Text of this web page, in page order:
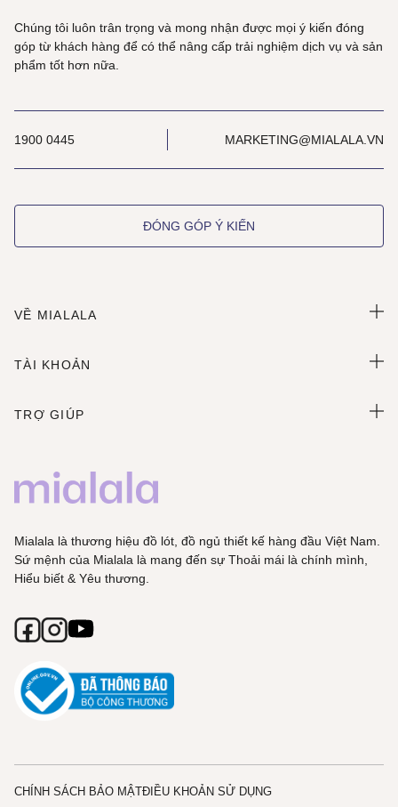
Chúng tôi luôn trân trọng và mong nhận được mọi ý kiến đóng
góp từ khách hàng để có thể nâng cấp trải nghiệm dịch vụ và sản
phẩm tốt hơn nữa.
1900 0445 MARKETING@MIALALA.VN
ĐÓNG GÓP Ý KIẾN
VỀ MIALALA
TÀI KHOẢN
TRỢ GIÚP
Mialala là thương hiệu đồ lót, đồ ngủ thiết kế hàng đầu Việt Nam.
Sứ mệnh của Mialala là mang đến sự Thoải mái là chính mình,
Hiểu biết & Yêu thương.
CHÍNH SÁCH BẢO MẬTĐIỀU KHOẢN SỬ DỤNG